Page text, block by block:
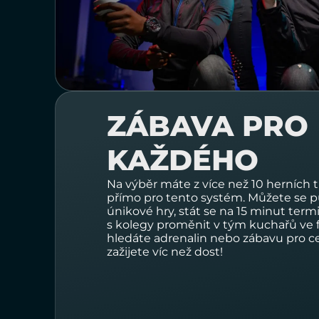
ZÁBAVA PRO
KAŽDÉHO
Na výběr máte z více než 10 herních
přímo pro tento systém. Můžete se
únikové hry, stát se na 15 minut
s kolegy proměnit v tým kuchařů ve
hledáte adrenalin nebo zábavu pro
zažijete víc než dost!